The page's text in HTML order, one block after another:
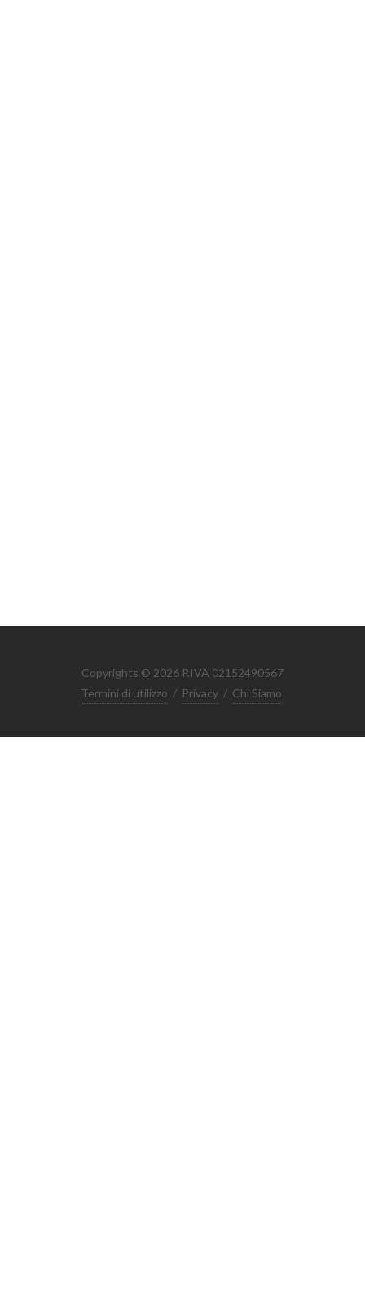
Copyrights © 2026 P.IVA 02152490567
Termini di utilizzo / Privacy / Chi Siamo